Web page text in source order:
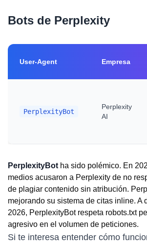
Bots de Perplexity
User-Agent Empresa
PerplexityBot
Perplexity
AI
PerplexityBot ha sido polémico. En
medios acusaron a Perplexity de no
de plagiar contenido sin atribución.
mejorando su sistema de citas inline. A
2026, PerplexityBot respeta robots.txt
agresivo en el volumen de peticiones.
Si te interesa entender cómo